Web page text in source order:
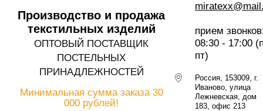
конфиденциальности
Регистрация
Производство и продажа
текстильных изделий
ОПТОВЫЙ ПОСТАВЩИК
ПОСТЕЛЬНЫХ
ПРИНАДЛЕЖНОСТЕЙ
Минимальная сумма заказа30
000 рублей!
прием
08:30 - 17:00
пт)
Россия, 153009, г.
Иваново, улица
Лежневская, дом
183, офис 213